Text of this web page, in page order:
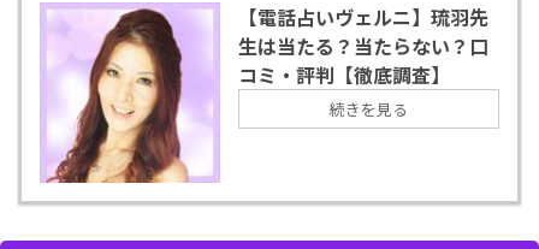
【電話占いヴェルニ】琉羽先
生は当たる？当たらない？口
コミ・評判【徹底調査】
続きを見る